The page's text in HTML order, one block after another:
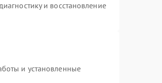
и восстановление
и установленные